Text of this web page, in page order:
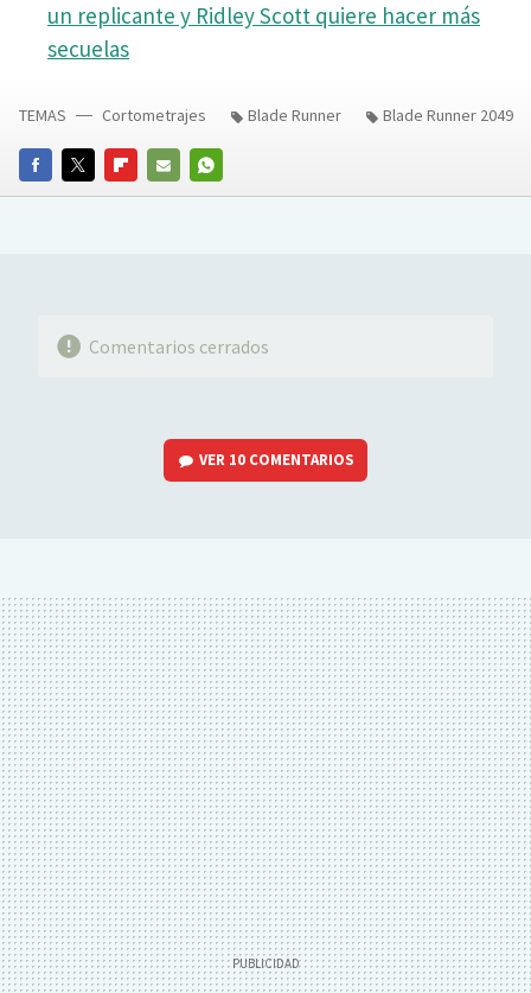
un replicante y Ridley Scott quiere hacer más
secuelas
FACEBOOKTWITTERFLIPBOARD
E-
WHATSAPP
TEMAS Cortometrajes Blade Runner Blade Runner 2049
Comentarios cerrados
VER 10 COMENTARIOS